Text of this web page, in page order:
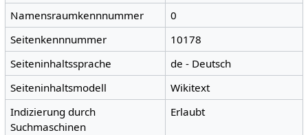
Namensraumkennnummer
0
Seitenkennnummer
10178
Seiteninhaltssprache
de - Deutsch
Seiteninhaltsmodell
Wikitext
Indizierung durch
Suchmaschinen
Erlaubt